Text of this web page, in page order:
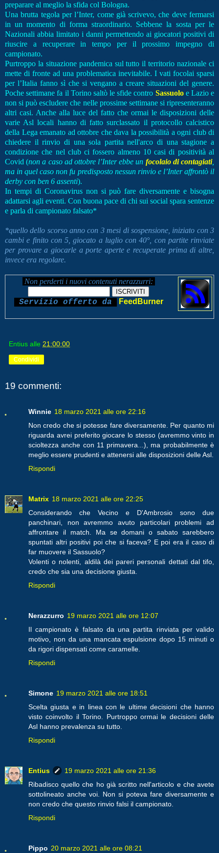
preparare al meglio la sfida col Bologna.
Una brutta tegola per l’Inter, come già scrivevo, che deve fermarsi
in un momento di forma straordinario. Sebbene la sosta per le
Nazionali abbia limitato i danni permettendo ai giocatori positivi di
riuscire a recuperare in tempo per il prossimo impegno di
campionato.
Purtroppo la situazione pandemica sul tutto il territorio nazionale ci
mette di fronte ad una problematica inevitabile. I vati focolai sparsi
per l’Italia fanno sì che si vengano a creare situazioni del genere.
Poche settimane fa il Torino saltò le sfide contro Sassuoloe Lazio e
non si può escludere che nelle prossime settimane si ripresenteranno
altri casi. Anche alla luce del fatto che ormai le disposizioni delle
varie Asl locali hanno di fatto surclassato il protocollo calcistico
della Lega emanato ad ottobre che dava la possibilità a ogni club di
chiedere il rinvio di una sola partita nell'arco di una stagione a
condizione che nel club ci fossero almeno 10 casi di positività al
Covid (non a caso ad ottobre l’Inter ebbe un focolaio di contagiati,
ma in quel caso non fu predisposto nessun rinvio e l’Inter affrontò il
derby con ben 6 assenti).
In tempi di Coronavirus non si può fare diversamente e bisogna
adattarsi agli eventi. Con buona pace di chi sui social spara sentenze
e parla di campionato falsato*
*quello dello scorso anno con 3 mesi di sospensione, iniziato con 3
cambi e finito con 5, giocato a luglio con 40°, con partite rinviate
per provare a giocarle a porte aperte e recuperate prima di altre,
invece era regolare.
Non perderti i nuovi contenuti nerazzurri:
Servizio offerto da FeedBurner
Entius alle 21:00:00
Condividi
19 commenti:
Winnie 18 marzo 2021 alle ore 22:16
Non credo che si potesse fare diversamente. Per quanto mi
riguarda avrei preferito giocare lo stesso (avremmo vinto in
scioltezza anche con 11 primavera...), ma probabilmente è
meglio essere prudenti e attenersi alle disposizioni delle Asl.
Rispondi
Matrix 18 marzo 2021 alle ore 22:25
Considerando che Vecino e D'Ambrosio sono due
panchinari, non avremmo avuto particolari problemi ad
affrontare il match. Ma se domani o sabato sarebbero
spuntati altri positivi poi che si faceva? E poi era il caso di
far muovere il Sassuolo?
Volenti o nolenti, aldilà dei pareri personali dettati dal tifo,
credo che sia una decisione giusta.
Rispondi
Nerazzurro 19 marzo 2021 alle ore 12:07
Il campionato è falsato da una partita rinviata per valido
motivo, non da una mancata espulsione dopo 15 minuti o
da rigori dispensati come caramelle.
Rispondi
Simone 19 marzo 2021 alle ore 18:51
Scelta giusta e in linea con le ultime decisioni che hanno
visto coinvolto il Torino. Purtroppo ormai le decisioni delle
Asl hanno prevalenza su tutto.
Rispondi
Entius
19 marzo 2021 alle ore 21:36
Ribadisco quello che ho già scritto nell'articolo e che avete
sottolineato anche voi. Non si poteva fare diversamente e
non credo che questo rinvio falsi il campionato.
Rispondi
Pippo 20 marzo 2021 alle ore 08:21